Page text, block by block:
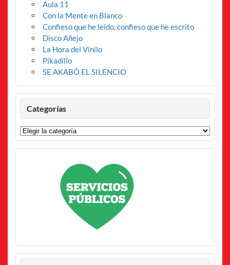
Aula 11
Con la Mente en Blanco
Confieso que he leído, confieso que he escrito
Disco Añejo
La Hora del Vinilo
Pikadillo
SE AKABÓ EL SILENCIO
Categorías
Categorías